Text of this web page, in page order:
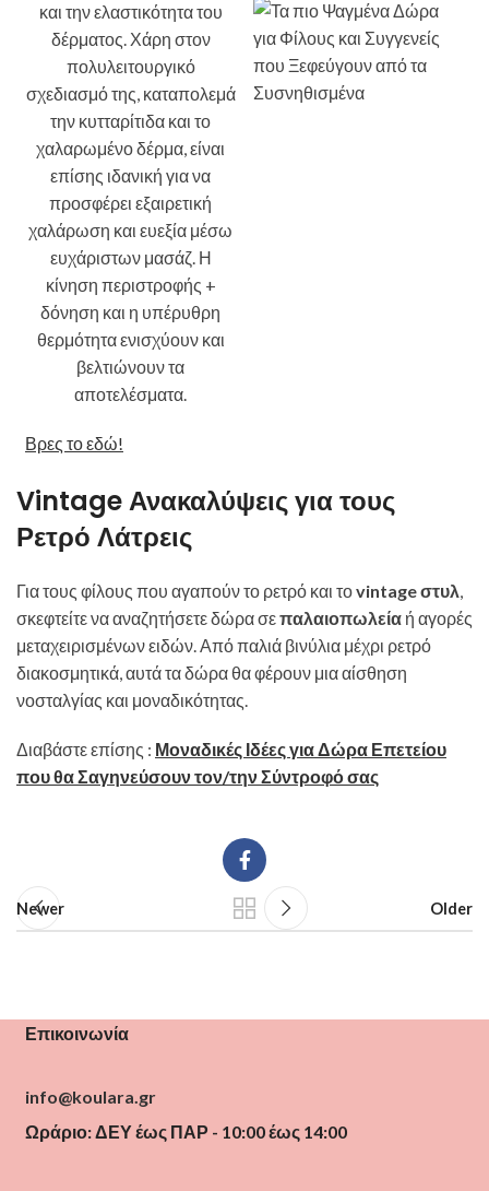
και την ελαστικότητα του
δέρματος. Χάρη στον
πολυλειτουργικό
σχεδιασμό της, καταπολεμά
την κυτταρίτιδα και το
χαλαρωμένο δέρμα, είναι
επίσης ιδανική για να
προσφέρει εξαιρετική
χαλάρωση και ευεξία μέσω
ευχάριστων μασάζ. Η
κίνηση περιστροφής +
δόνηση και η υπέρυθρη
θερμότητα ενισχύουν και
βελτιώνουν τα
αποτελέσματα.
Βρες το εδώ!
Vintage Ανακαλύψεις για τους
Ρετρό Λάτρεις
Για τους φίλους που αγαπούν το ρετρό και τοvintage στυλ,
σκεφτείτε να αναζητήσετε δώρα σεπαλαιοπωλεία ή αγορές
μεταχειρισμένων ειδών. Από παλιά βινύλια μέχρι ρετρό
διακοσμητικά, αυτά τα δώρα θα φέρουν μια αίσθηση
νοσταλγίας και μοναδικότητας.
Διαβάστε επίσης : Μοναδικές Ιδέες για Δώρα Επετείου
που θα Σαγηνεύσουν τον/την Σύντροφό σας
Newer Older
Επικοινωνία
info@koulara.gr
Ωράριο: ΔΕΥ έως ΠΑΡ - 10:00 έως 14:00